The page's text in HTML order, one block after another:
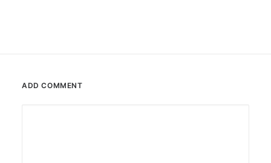
ADD COMMENT